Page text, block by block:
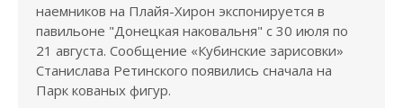
наемников на Плайя-Хирон экспонируется в
павильоне "Донецкая наковальня" с 30 июля по
21 августа. Сообщение «Кубинские зарисовки»
Станислава Ретинского появились сначала на
Парк кованых фигур.